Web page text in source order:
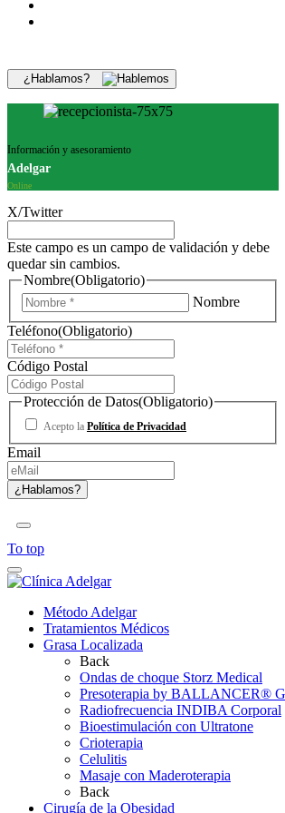
¿Hablamos?
Información y asesoramiento
Adelgar
Online
X/Twitter
Este campo es un campo de validación y debe
quedar sin cambios.
Nombre(Obligatorio)
Nombre
Teléfono(Obligatorio)
Código Postal
Protección de Datos(Obligatorio)
Acepto la Política de Privacidad
Email
To top
Método Adelgar
Tratamientos Médicos
Grasa Localizada
Back
Ondas de choque Storz Medical
Presoterapia by BALLANCER®
Radiofrecuencia INDIBA Corporal
Bioestimulación con Ultratone
Crioterapia
Celulitis
Masaje con Maderoterapia
Back
Cirugía de la Obesidad